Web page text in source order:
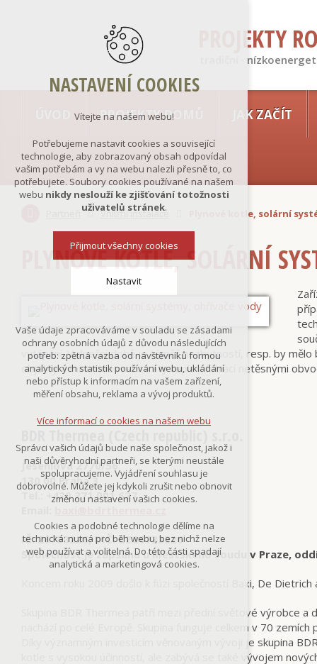
PROJEKTY
tradiční ·
PROJEKTY DOMŮ JAK ZAČÍT
Vnitřní instalace Plynové kotle, solární
PLYNOVÉ KOTLE, SOLÁRNÍ
vytápění. V dnešní době je téměř nezbytností, resp. by
objekty a minimalizovat ztráty tepla infiltrací netěsnými
Jeseniova 2770/56
130 00 Praha 3
Tel.: +420 271 001 627
IČ: 26733226, DIČ: CZ26733226
Společnost je zapsána u Městského soudu v Praze,
Koncem roku 2009 došlo k fúzi společností Baxi, De
Skupina BDR Thermea patří mezi přední světové výrobce
nachází po celé Evropě. Skupina funguje celkem v 70 zemích
Díky významným investicím věnovaným vývoji je skupina
kotle s vysokou účinností, ale zabývá se také vývojem
NASTAVENÍ COOKIES
Vítejte na našem webu!
Potřebujeme nastavit cookies a související
technologie, aby zobrazovaný obsah odpovídal
vašim potřebám a vy na webu nalezli přesně to, co
potřebujete. Soubory cookies používané na našem
webu nikdy neslouží ke zjišťování totožnosti
uživatelů stránek.
Přijmout všechny cookies
Nastavit
nutná pro provozování webu
udržení kontextu stránek (session):
případná přihlášení, volby jazyka, apod.
Volitelná cookies
analytická pro anonymizované
marketingová cookies
Více informací o cookies na našem webu
Odmítnout vše
Vaše údaje zpracováváme v souladu se zásadami
ochrany osobních údajů z důvodu následujících
potřeb: zpětná vazba od návštěvníků formou
analytických statistik používání webu, ukládání
nebo přístup k informacím na vašem zařízení,
měření obsahu, reklama a vývoj produktů.
Více informací o cookies na našem webu
Správci vašich údajů bude naše společnost, jakož i
naši důvěryhodní partneři, se kterými neustále
spolupracujeme. Vyjádření souhlasu je
dobrovolné. Můžete jej kdykoli zrušit nebo obnovit
změnou nastavení vašich cookies.
Cookies a podobné technologie dělíme na
technická: nutná pro běh webu, bez nichž nelze
web používat a volitelná. Do této části spadají
analytická a marketingová cookies.